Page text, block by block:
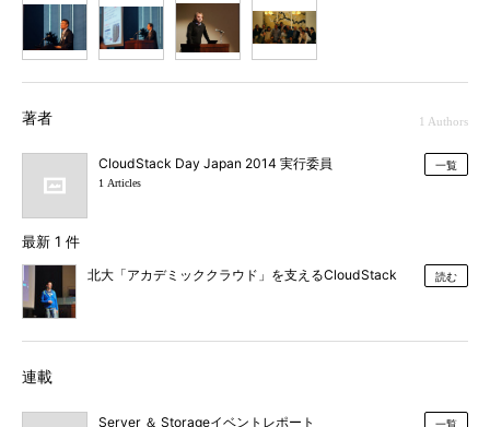
著者 1 Authors
CloudStack Day Japan 2014 実行委員
1 Articles
一覧
最新 1 件
北大「アカデミッククラウド」を支えるCloudStack 読む
連載
Server ＆ Storageイベントレポート 一覧